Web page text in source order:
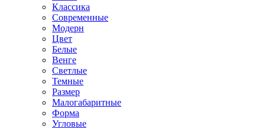
Классика
Современные
Модерн
Цвет
Белые
Венге
Светлые
Темные
Размер
Малогабаритные
Форма
Угловые